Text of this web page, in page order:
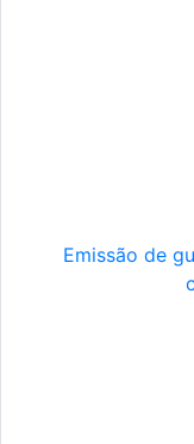
Emissão de